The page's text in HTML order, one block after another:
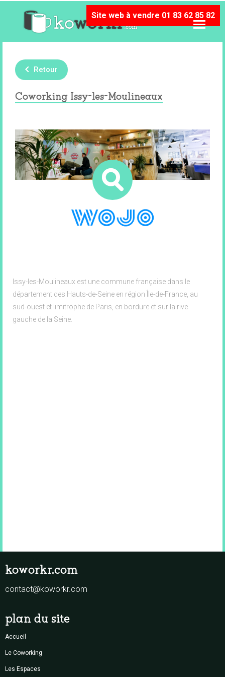
Site web à vendre 01 83 62 85 82
Retour
Coworking Issy-les-Moulineaux
Ne vous contentez pas de louer des
bureaux/ louez plus que des bureaux !
Wojo réunit en un même lieu une typologie
d’espaces variés, spécifiquement conçus
pour les travailleurs, afin d’accompagner
les entreprises dans leur défis quotidiens :
flexibilité,...
92130
Issy-les-Moulineaux est une commune française dans le
département des Hauts-de-Seine en région Île-de-France, au
sud-ouest et limitrophe de Paris, en bordure et sur la rive
gauche de la Seine.
koworkr.com
contact@koworkr.com
plan du site
Accueil
Le Coworking
Les Espaces